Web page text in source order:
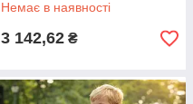
Немає в наявності
3 142,62 ₴